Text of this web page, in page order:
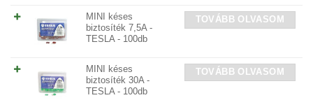
MINI késes
biztosíték 7,5A -
TESLA - 100db
TOVÁBB OLVASOM
MINI késes
biztosíték 30A -
TESLA - 100db
TOVÁBB OLVASOM